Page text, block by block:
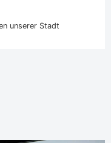
unserer Stadt